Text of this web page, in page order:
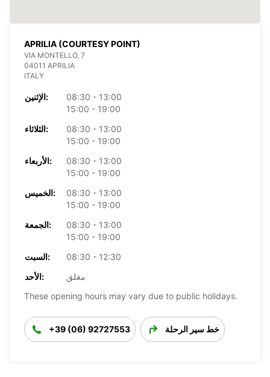
APRILIA (COURTESY POINT)
VIA MONTELLO, 7
04011 APRILIA
ITALY
الإثنين:
08:30 - 13:00
15:00 - 19:00
الثلاثاء:
08:30 - 13:00
15:00 - 19:00
الأربعاء:
08:30 - 13:00
15:00 - 19:00
الخميس:
08:30 - 13:00
15:00 - 19:00
الجمعة:
08:30 - 13:00
15:00 - 19:00
السبت:
08:30 - 12:30
الأحد:
مغلق
These opening hours may vary due to public holidays.
+39 (06) 92727553 خط سير الرحلة